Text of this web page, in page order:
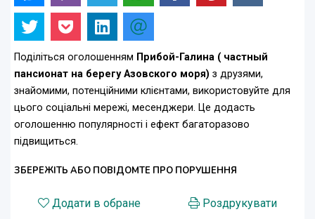
Поділіться оголошенням Прибой-Галина ( частный
пансионат на берегу Азовского моря) з друзями,
знайомими, потенційними клієнтами, використовуйте для
цього соціальні мережі, месенджери. Це додасть
оголошенню популярності і ефект багаторазово
підвищиться.
ЗБЕРЕЖІТЬ АБО ПОВІДОМТЕ ПРО ПОРУШЕННЯ
Додати в обране
Роздрукувати